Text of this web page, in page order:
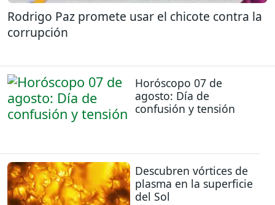
Rodrigo Paz promete usar el chicote contra la
corrupción
Horóscopo 07 de
agosto: Día de
confusión y tensión
Descubren vórtices de
plasma en la superficie
del Sol